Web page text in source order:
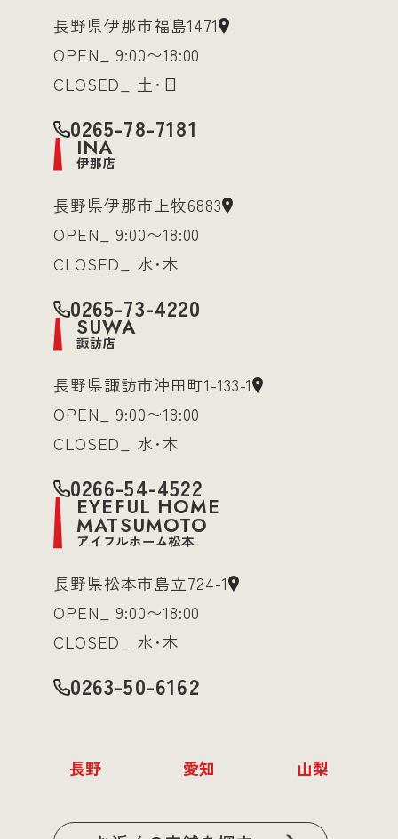
長野県伊那市福島1471
OPEN_ 9:00〜18:00
CLOSED_ 土･日
0265-78-7181
INA
伊那店
長野県伊那市上牧6883
OPEN_ 9:00〜18:00
CLOSED_ 水･木
0265-73-4220
SUWA
諏訪店
長野県諏訪市沖田町1-133-1
OPEN_ 9:00〜18:00
CLOSED_ 水･木
0266-54-4522
EYEFUL HOME
MATSUMOTO
アイフルホーム松本
長野県松本市島立724-1
OPEN_ 9:00〜18:00
CLOSED_ 水･木
0263-50-6162
長野 愛知 山梨